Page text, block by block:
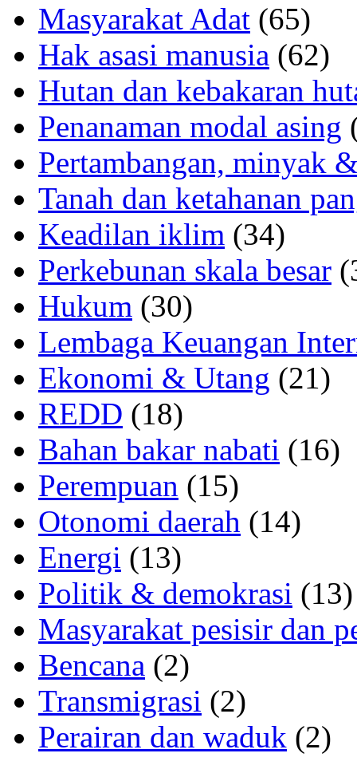
Masyarakat Adat (65)
Hak asasi manusia (62)
Hutan dan kebakaran
Penanaman modal asing
Pertambangan, minyak
Tanah dan ketahanan
Keadilan iklim (34)
Perkebunan skala besar
Hukum (30)
Lembaga Keuangan
Ekonomi & Utang (21)
REDD (18)
Bahan bakar nabati (16)
Perempuan (15)
Otonomi daerah (14)
Energi (13)
Politik & demokrasi (13)
Masyarakat pesisir dan
Bencana (2)
Transmigrasi (2)
Perairan dan waduk (2)